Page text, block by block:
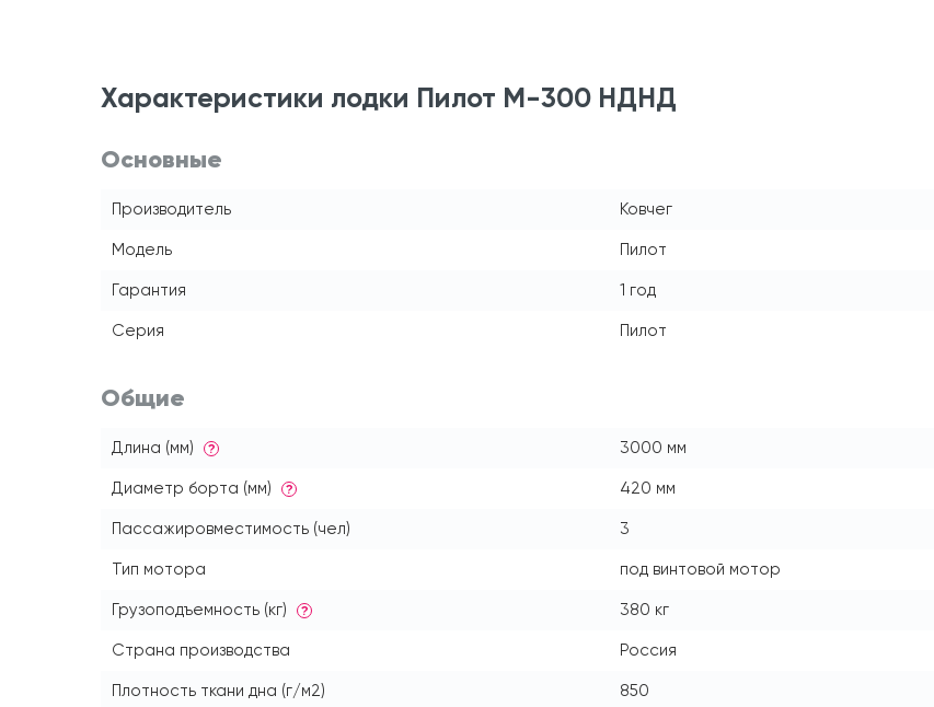
Характеристики лодки Пилот М-300 НДНД
Основные
Производитель Ковчег
Модель Пилот
Гарантия 1 год
Серия Пилот
Общие
Длина (мм) ? 3000 мм
Диаметр борта (мм) ? 420 мм
Пассажировместимость (чел) 3
Тип мотора под винтовой мотор
Грузоподъемность (кг) ? 380 кг
Страна производства Россия
Плотность ткани дна (г/м2) 850